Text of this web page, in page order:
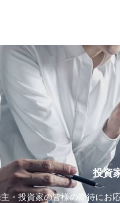
投資
・投資家の皆様の期待にお